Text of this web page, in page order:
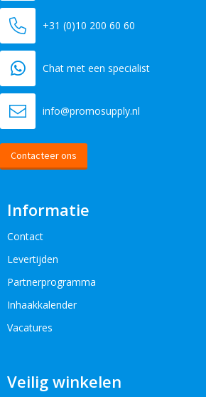
+31 (0)10 200 60 60
Chat met een specialist
info@promosupply.nl
Contacteer ons
Informatie
Contact
Levertijden
Partnerprogramma
Inhaakkalender
Vacatures
Veilig winkelen